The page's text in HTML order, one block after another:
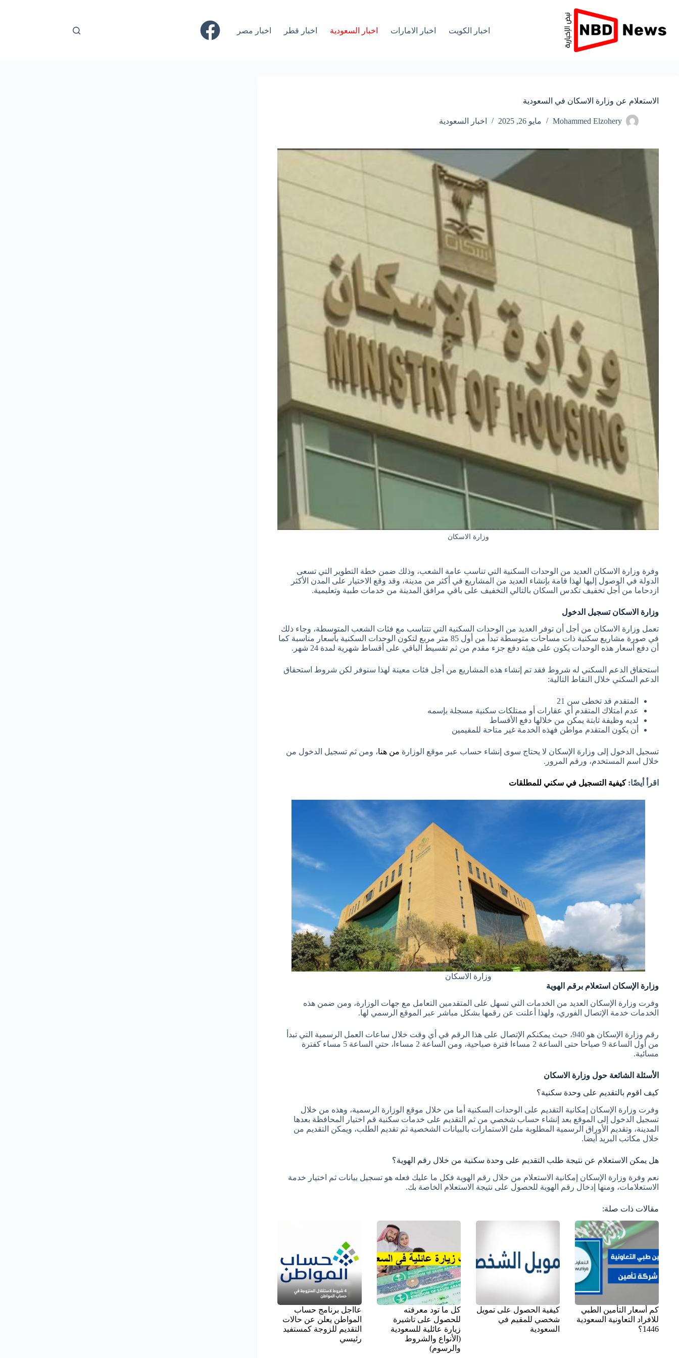
اخبار الكويت اخبار الامارات اخبار السعودية اخبار قطر اخبار مصر
الاستعلام عن وزارة الاسكان في السعودية
Mohammed Elzohery مايو 26, 2025 اخبار السعودية
وزارة الاسكان
وفرة وزارة الاسكان العديد من الوحدات السكنية التي تناسب عامة الشعب، وذلك ضمن خطة التطوير التي تسعى
الدولة في الوصول إليها لهذا قامة بإنشاء العديد من المشاريع في أكثر من مدينة، وقد وقع الاختيار على المدن الأكثر
ازدحاما من أجل تخفيف تكدس السكان بالتالي التخفيف على باقي مرافق المدينة من خدمات طبية وتعليمية.
وزارة الاسكان تسجيل الدخول
تعمل وزارة الاسكان من أجل أن توفر العديد من الوحدات السكنية التي تتناسب مع فئات الشعب المتوسطة، وجاء ذلك
في صورة مشاريع سكنية ذات مساحات متوسطة تبدأ من أول 85
متر مربع لتكون الوحدات السكنية بأسعار مناسبة كما
أن دفع أسعار هذه الوحدات يكون على هيئة دفع جزء مقدم من ثم تقسيط الباقي على أقساط شهرية لمدة 24
شهر.
استحقاق الدعم السكني له شروط فقد تم إنشاء هذه المشاريع من أجل فئات معينة لهذا سنوفر لكن شروط استحقاق
الدعم السكني خلال النقاط التالية:
المتقدم قد تخطى سن 21
عدم امتلاك المتقدم أي عقارات أو ممتلكات سكنية مسجلة بإسمه
لديه وظيفة ثابتة يمكن من خلالها دفع الأقساط
أن يكون المتقدم مواطن فهذه الخدمة غير متاحة للمقيمين
تسجيل الدخول إلى وزارة الإسكان لا يحتاج سوى إنشاء حساب عبر موقع الوزارة من هنا، ومن ثم تسجيل الدخول من
خلال اسم المستخدم، ورقم المرور.
اقرأ أيضًا:كيفية التسجيل في سكني للمطلقات
وزارة الاسكان
وزارة الإسكان استعلام برقم الهوية
وفرت وزارة الإسكان العديد من الخدمات التي تسهل على المتقدمين التعامل مع جهات الوزارة، ومن ضمن هذه
الخدمات خدمة الإتصال الفوري، ولهذا أعلنت عن رقمها بشكل مباشر عبر الموقع الرسمي لها.
رقم وزارة الإسكان
هو 940، حيث يمكنكم الإتصال على هذا الرقم في أي وقت خلال ساعات العمل الرسمية التي تبدأ
من أول الساعة 9
صباحا حتى الساعة 2 مساءا فترة صباحية، ومن الساعة 2 مساءا، حتي الساعة 5
مساء كفترة
مسائية.
الأسئلة الشائعة حول وزارة الاسكان
كيف اقوم بالتقديم على وحدة سكنية؟
وفرت وزارة الإسكان إمكانية التقديم على الوحدات السكنية أما من خلال موقع الوزارة الرسمية، وهذه من خلال
تسجيل الدخول إلى الموقع بعد إنشاء حساب شخصي من ثم التقديم على خدمات سكنية قم اختيار المحافظة بعدها
المدينة، وتقديم الأوراق الرسمية المطلوبة ملئ الاستمارات بالبيانات الشخصية ثم تقديم الطلب، ويمكن التقديم من
خلال مكاتب البريد أيضا.
هل يمكن الاستعلام عن نتيجة طلب التقديم على وحدة سكنية من خلال رقم الهوية؟
نعم وفرة وزارة الإسكان إمكانية الاستعلام من خلال رقم الهوية فكل ما عليك فعله هو تسجيل بيانات ثم اختيار خدمة
الاستعلامات، ومنها إدخال رقم الهوية للحصول على نتيجة الاستعلام الخاصة بك.
مقالات ذات صلة:
كم أسعار التأمين الطبي
للافراد التعاونية السعودية
1446؟
كيفية الحصول على تمويل
شخصي للمقيم في
السعودية
كل ما تود معرفته
للحصول على تاشيرة
زيارة عائلية للسعودية
(الأنواع والشروط
والرسوم)
عااجل برنامج حساب
المواطن يعلن عن حالات
التقديم للزوجة كمستفيد
رئيسي